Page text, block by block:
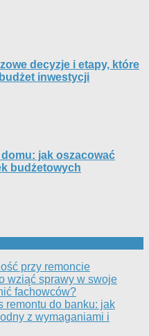
decyzje i etapy, które
inwestycji
jak oszacować
budżetowych
przy remoncie
wziąć sprawy w swoje
fachowców?
remontu do banku: jak
z wymaganiami i